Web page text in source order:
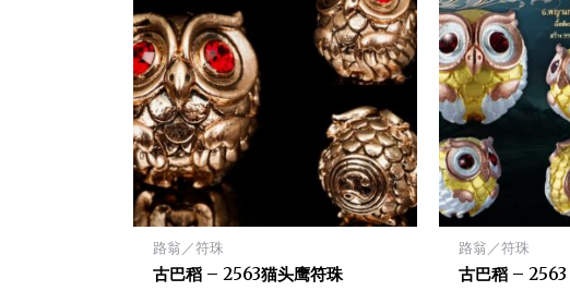
路翁／符珠
古巴稻 – 2563猫头鹰符珠
路翁／符珠
古巴稻 –